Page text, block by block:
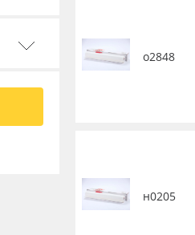
о2848
н0205